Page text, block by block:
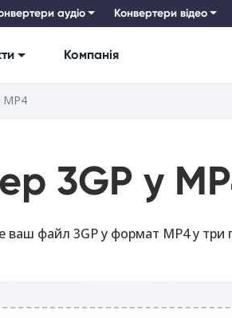
аудіо Конвертери відео
Компанія
MP4
3GP у
ваш файл 3GP у формат MP4 у три